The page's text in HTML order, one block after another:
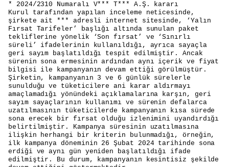
* 2024/2310 Numaralı V*** T*** A.Ş. kararı
Kurul tarafından yapılan inceleme neticesinde,
şirkete ait *** adresli internet sitesinde, ‘Yalın
Fırsat Tarifeler’ başlığı altında sunulan paket
tekliflerine yönelik ‘Son fırsat’ ve ‘Sınırlı
süreli’ ifadelerinin kullanıldığı, ayrıca sayaçla
geri sayım başlatıldığı tespit edilmiştir. Ancak
sürenin sona ermesinin ardından aynı içerik ve fiyat
bilgisi ile kampanyanın devam ettiği görülmüştür.
Şirketin, kampanyanın 3 ve 6 günlük sürelerle
sunulduğu ve tüketicilere ani karar aldırmayı
amaçlamadığı yönündeki açıklamalarına karşın, geri
sayım sayaçlarının kullanımı ve sürenin defalarca
uzatılmasının tüketicilerde kampanyanın kısa sürede
sona erecek bir fırsat olduğu izlenimini uyandırdığı
belirtilmiştir. Kampanya süresinin uzatılmasına
ilişkin herhangi bir kriterin bulunmadığı, örneğin,
ilk kampanya döneminin 26 Şubat 2024 tarihinde sona
erdiği ve aynı gün yeniden başlatıldığı ifade
edilmiştir. Bu durum, kampanyanın kesintisiz şekilde